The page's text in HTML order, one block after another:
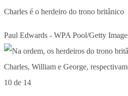
Charles é o herdeiro do trono britânico
Paul Edwards - WPA Pool/Getty
10 de 14